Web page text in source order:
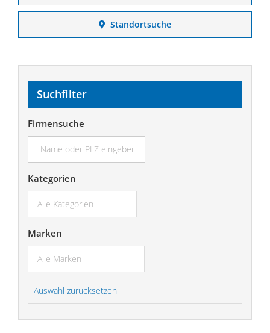
Standortsuche
Suchfilter
Firmensuche
Kategorien
Marken
Auswahl zurücksetzen